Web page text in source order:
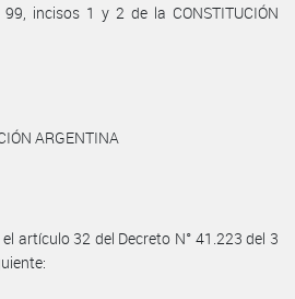
incisos 1 y 2 de la CONSTITUCIÓN
ARGENTINA
el artículo 32 del Decreto N° 41.223 del 3